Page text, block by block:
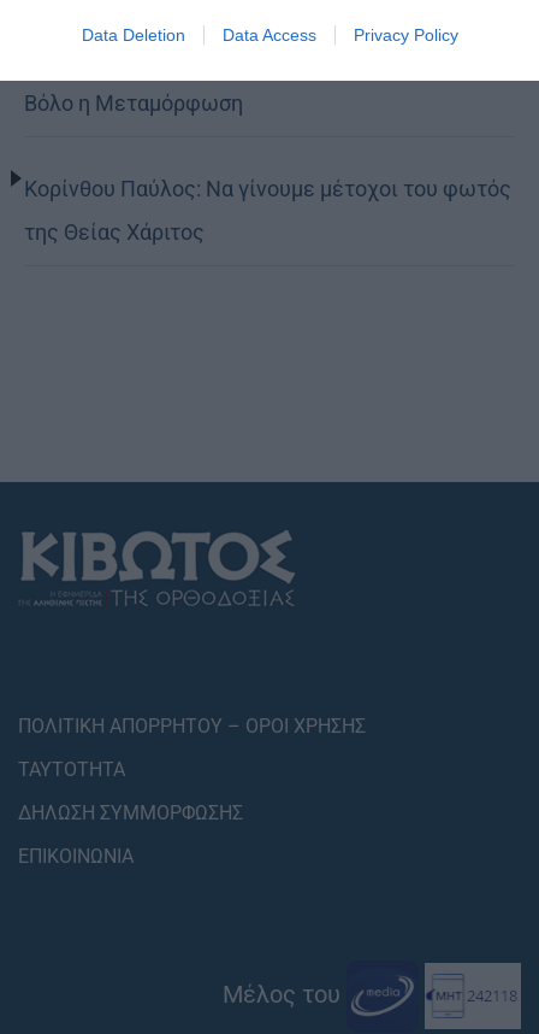
Data Deletion Data Access Privacy Policy
Βόλο η Μεταμόρφωση
Κορίνθου Παύλος: Να γίνουμε μέτοχοι του φωτός
της Θείας Χάριτος
ΠΟΛΙΤΙΚΗ ΑΠΟΡΡΗΤΟΥ – ΟΡΟΙ ΧΡΗΣΗΣ
ΤΑΥΤΟΤΗΤΑ
ΔΗΛΩΣΗ ΣΥΜΜΟΡΦΩΣΗΣ
ΕΠΙΚΟΙΝΩΝΙΑ
Μέλος του